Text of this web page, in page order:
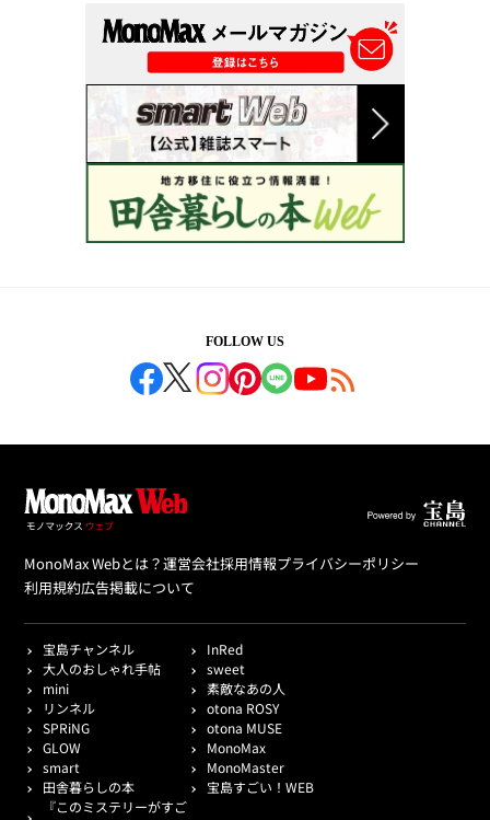
FOLLOW US
MonoMax Webとは？運営会社採用情報プライバシーポリシー
利用規約広告掲載について
宝島チャンネル
InRed
大人のおしゃれ手帖
sweet
mini
素敵なあの人
リンネル
otona ROSY
SPRiNG
otona MUSE
GLOW
MonoMax
smart
MonoMaster
田舎暮らしの本
宝島すごい！WEB
『このミステリーがすご